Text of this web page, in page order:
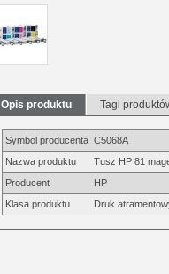
Opis produktu Tagi
Symbol producenta C5068A
Nazwa produktu
Tusz HP 81
Producent
HP
Klasa produktu
Druk